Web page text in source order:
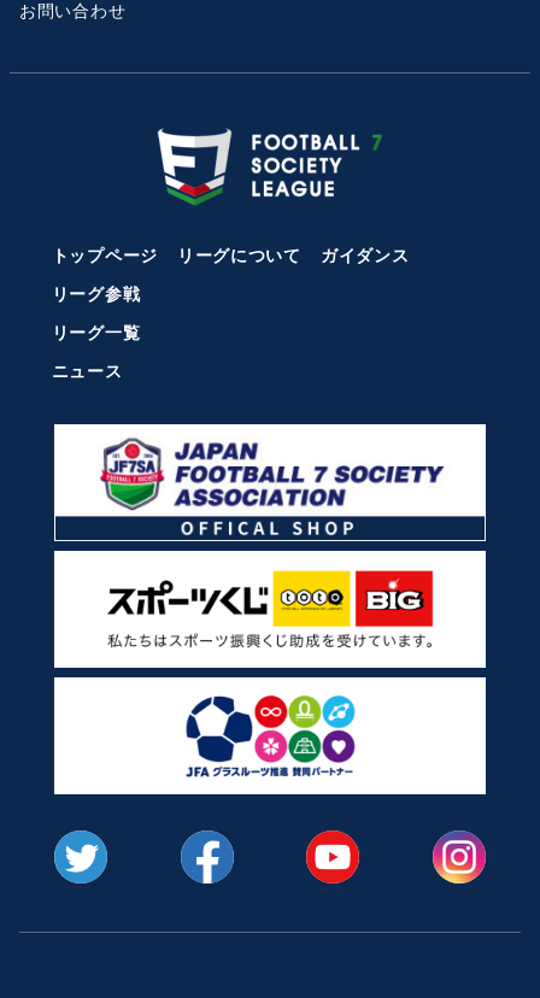
お問い合わせ
トップページ リーグについて
ガイダンス
リーグ参戦
リーグ一覧
ニュース